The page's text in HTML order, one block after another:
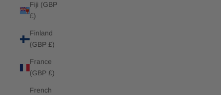
Fiji (GBP
£)
Finland
(GBP £)
France
(GBP £)
French